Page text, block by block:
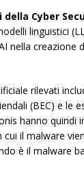
Cyber
linguistici
nella creazione
rilevati
(BEC) e le
hanno quindi
il malware
è il malware